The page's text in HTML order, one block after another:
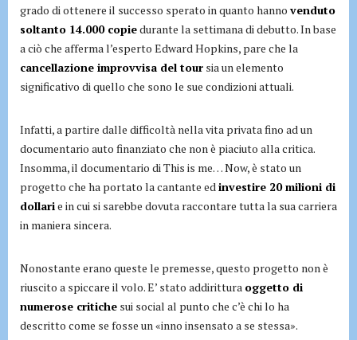
grado di ottenere il successo sperato in quanto hanno venduto
soltanto 14.000 copiedurante la settimana di debutto. In base
a ciò che afferma l’esperto Edward Hopkins, pare che la
cancellazione improvvisa del tour sia un elemento
significativo di quello che sono le sue condizioni attuali.
Infatti, a partire dalle difficoltà nella vita privata fino ad un
documentario auto finanziato che non è piaciuto alla critica.
Insomma, il documentario di This is me… Now, è stato un
progetto che ha portato la cantante edinvestire 20 milioni di
dollarie in cui si sarebbe dovuta raccontare tutta la sua carriera
in maniera sincera.
Nonostante erano queste le premesse, questo progetto non è
riuscito a spiccare il volo. E’ stato addirittura oggetto di
numerose critiche sui social al punto che c’è chi lo ha
descritto come se fosse un «inno insensato a se stessa».